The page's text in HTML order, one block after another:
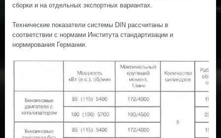
сборки и на отдельных экспортных вариантах.
Технические показатели системы DIN рассчитаны в
соответствии с нормами Института стандартизации и
нормирования Германии.